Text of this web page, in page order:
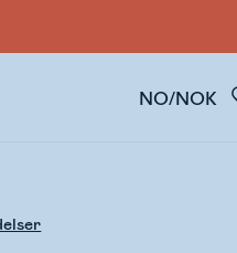
NO/NOK